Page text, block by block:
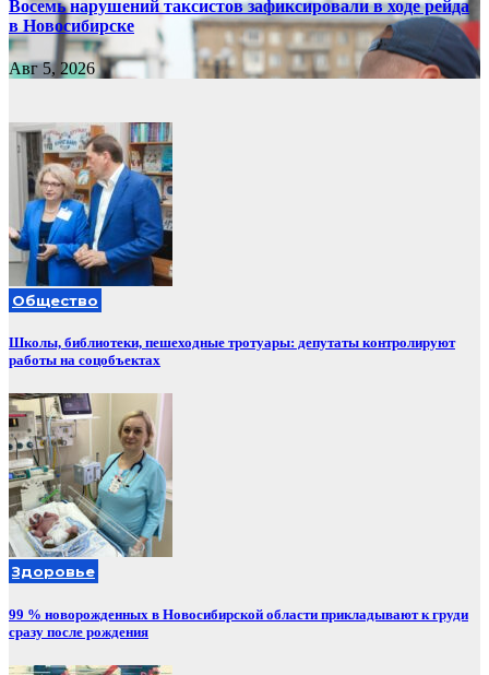
Восемь нарушений таксистов зафиксировали в ходе рейда
в Новосибирске
Авг 5, 2026
Общество
Школы, библиотеки, пешеходные тротуары: депутаты контролируют
работы на соцобъектах
Здоровье
99 % новорожденных в Новосибирской области прикладывают к груди
сразу после рождения